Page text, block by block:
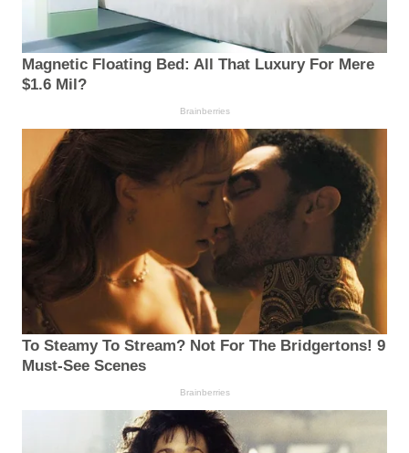
Magnetic Floating Bed: All That Luxury For Mere
$1.6 Mil?
Brainberries
To Steamy To Stream? Not For The Bridgertons! 9
Must-See Scenes
Brainberries